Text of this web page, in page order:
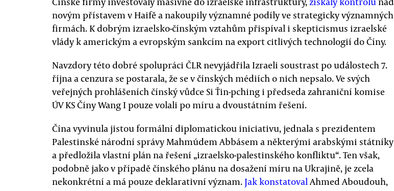
novým přístavem v Haifě a nakoupily významné podíly ve strategicky významných
firmách. K dobrým izraelsko-čínským vztahům přispíval i skepticismus izraelské
vlády k americkým a evropským sankcím na export citlivých technologií do Číny.
Navzdory této dobré spolupráci ČLR nevyjádřila Izraeli soustrast po událostech 7.
října a cenzura se postarala, že se v čínských médiích o nich nepsalo. Ve svých
veřejných prohlášeních čínský vůdce Si Ťin-pching i předseda zahraniční komise
ÚV KS Číny Wang I pouze volali po míru a dvoustátním řešení.
Čína vyvinula jistou formální diplomatickou iniciativu, jednala s prezidentem
Palestinské národní správy Mahmúdem Abbásem a některými arabskými státníky
a předložila vlastní plán na řešení „izraelsko-palestinského konfliktu“. Ten však,
podobně jako v případě čínského plánu na dosažení míru na Ukrajině, je zcela
nekonkrétní a má pouze deklarativní význam.Jak konstatovalAhmed Aboudouh,